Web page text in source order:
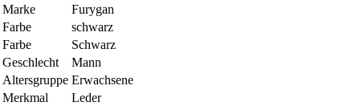
Marke
Furygan
Farbe
schwarz
Farbe
Schwarz
Geschlecht
Mann
Altersgruppe Erwachsene
Merkmal
Leder